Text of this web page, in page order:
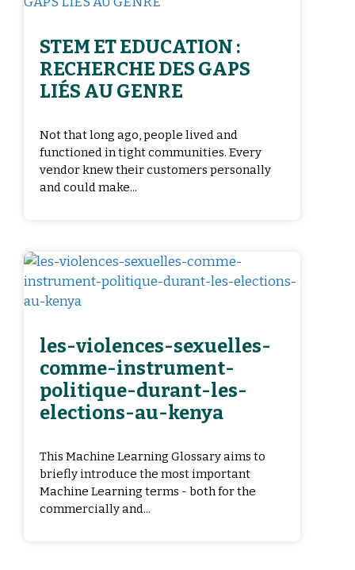
STEM ET EDUCATION :
RECHERCHE DES GAPS
LIÉS AU GENRE
Not that long ago, people lived and
functioned in tight communities. Every
vendor knew their customers personally
and could make...
les-violences-sexuelles-
comme-instrument-
politique-durant-les-
elections-au-kenya
This Machine Learning Glossary aims to
briefly introduce the most important
Machine Learning terms - both for the
commercially and...